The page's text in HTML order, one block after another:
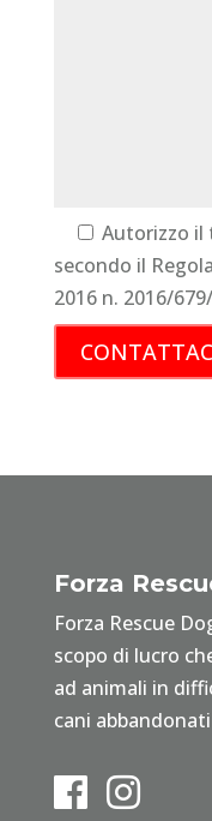
Autorizzo
secondo il
2016 n. 2016/
Forza
Forza Rescue
scopo di lucro
ad animali in
cani